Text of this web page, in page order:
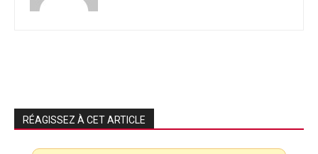
RÉAGISSEZ À CET ARTICLE